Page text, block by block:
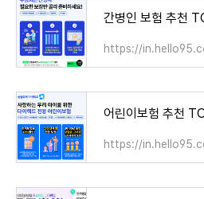
https://
어린이보험 추천
https://